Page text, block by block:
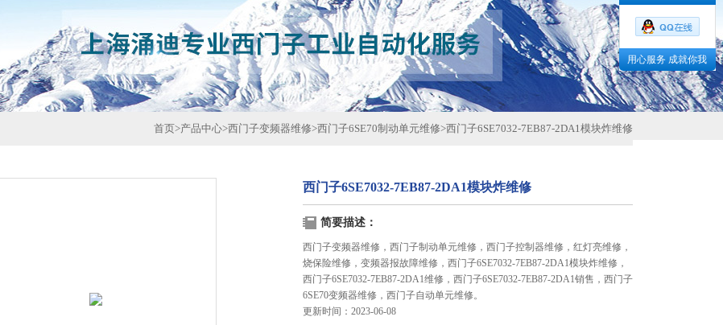
首页>产品中心>西门子变频器维修>西门子6SE70制动单元维修>西门子6SE7032-7EB87-2DA1模块炸维修
西门子6SE7032-7EB87-2DA1模块炸维修
简要描述：
西门子变频器维修，西门子制动单元维修，西门子控制器维修，红灯亮维修，
烧保险维修，变频器报故障维修，西门子6SE7032-7EB87-2DA1模块炸维修，
西门子6SE7032-7EB87-2DA1维修，西门子6SE7032-7EB87-2DA1销售，西门子
6SE70变频器维修，西门子自动单元维修。
更新时间：2023-06-08
用心服务 成就你我